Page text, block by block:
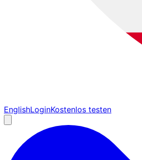
EnglishLoginKostenlos testen